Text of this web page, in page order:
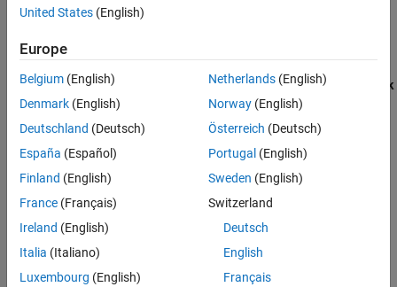
Collection
To collect data for this metric:
In the Model Maintainability Dashboard, point to the
Simulink
Architecture
section and click theRun metrics for widget
icon. If you click on the widget in the Gotos row and
blocks in each layer of a unit or component.
Use getMetrics with the metric identifier
Results
For this metric, instances of metric.Resultreturn
United States (English)
Europe
Belgium (English)
Denmark (English)
Deutschland (Deutsch)
España (Español)
Finland (English)
France (Français)
Ireland (English)
Italia (Italiano)
Luxembourg (English)
Netherlands(English)
Norway(English)
Österreich (Deutsch)
Portugal (English)
Sweden (English)
Switzerland
Deutsch
English
Français